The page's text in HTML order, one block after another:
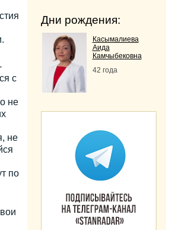
с
не
не
по
Дни рождения:
Касымалиева
Аида
Камчыбековна
42 года